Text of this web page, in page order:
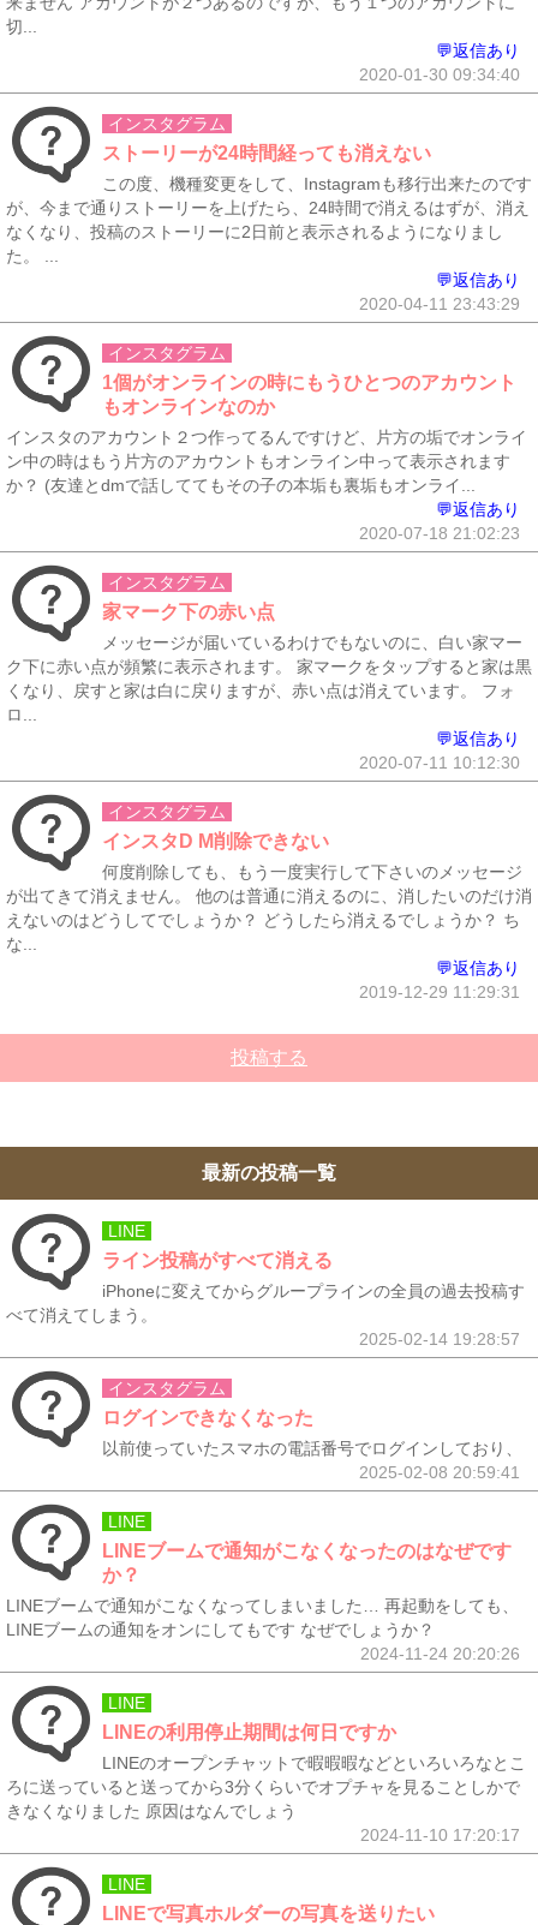
切...
💬返信あり
2020-01-30 09:34:40
インスタグラム
ストーリーが24時間経っても消えない
この度、機種変更をして、Instagramも移行出来たのです
が、今まで通りストーリーを上げたら、24時間で消えるはずが、消え
なくなり、投稿のストーリーに2日前と表示されるようになりまし
た。 ...
💬返信あり
2020-04-11 23:43:29
インスタグラム
1個がオンラインの時にもうひとつのアカウント
もオンラインなのか
インスタのアカウント２つ作ってるんですけど、片方の垢でオンライ
ン中の時はもう片方のアカウントもオンライン中って表示されます
か？ (友達とdmで話しててもその子の本垢も裏垢もオンライ...
💬返信あり
2020-07-18 21:02:23
インスタグラム
家マーク下の赤い点
メッセージが届いているわけでもないのに、白い家マー
ク下に赤い点が頻繁に表示されます。 家マークをタップすると家は黒
くなり、戻すと家は白に戻りますが、赤い点は消えています。 フォ
ロ...
💬返信あり
2020-07-11 10:12:30
インスタグラム
インスタD M削除できない
何度削除しても、もう一度実行して下さいのメッセージ
が出てきて消えません。 他のは普通に消えるのに、消したいのだけ消
えないのはどうしてでしょうか？ どうしたら消えるでしょうか？ ち
な...
💬返信あり
2019-12-29 11:29:31
投稿する
最新の投稿一覧
LINE
ライン投稿がすべて消える
iPhoneに変えてからグループラインの全員の過去投稿す
べて消えてしまう。
2025-02-14 19:28:57
インスタグラム
ログインできなくなった
以前使っていたスマホの電話番号でログインしており、
2025-02-08 20:59:41
LINE
LINEブームで通知がこなくなったのはなぜです
か？
LINEブームで通知がこなくなってしまいました… 再起動をしても、
LINEブームの通知をオンにしてもです なぜでしょうか？
2024-11-24 20:20:26
LINE
LINEの利用停止期間は何日ですか
LINEのオープンチャットで暇暇暇などといろいろなとこ
ろに送っていると送ってから3分くらいでオプチャを見ることしかで
きなくなりました 原因はなんでしょう
2024-11-10 17:20:17
LINE
LINEで写真ホルダーの写真を送りたい